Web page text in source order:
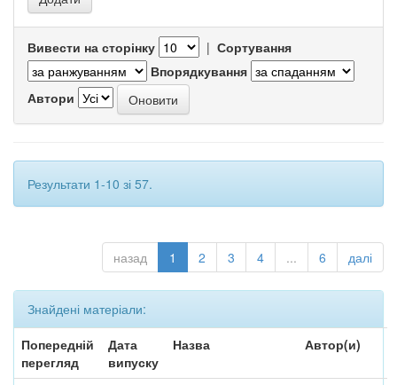
Вивести на сторінку | Сортування
Впорядкування
Автори
Результати 1-10 зі 57.
назад 1 2 3 4 ... 6 далі
Знайдені матеріали:
Попередній
перегляд
Дата
випуску
Назва Автор(и)